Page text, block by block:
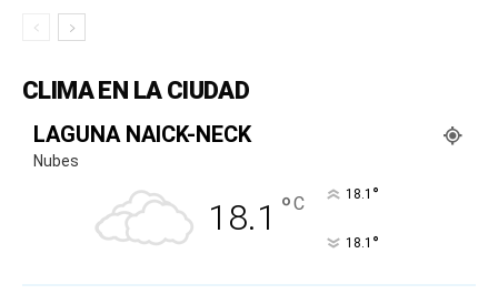
CLIMA EN LA CIUDAD
LAGUNA NAICK-NECK
Nubes
18.1 °C 18.1 °
18.1 °